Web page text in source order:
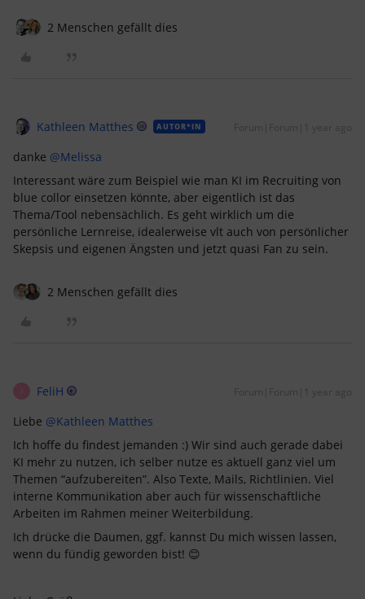
2 Menschen gefällt dies
Kathleen Matthes AUTOR*IN Forum|Forum|1 year ago
danke ​ @Melissa
Interessant wäre zum Beispiel wie man KI im Recruiting von
blue collor einsetzen könnte, aber eigentlich ist das
Thema/Tool nebensächlich. Es geht wirklich um die
persönliche Lernreise, idealerweise vlt auch von persönlicher
Skepsis und eigenen Ängsten und jetzt quasi Fan zu sein.
2 Menschen gefällt dies
FeliH Forum|Forum|1 year ago
Liebe ​ @Kathleen Matthes
Ich hoffe du findest jemanden :) Wir sind auch gerade dabei
KI mehr zu nutzen, ich selber nutze es aktuell ganz viel um
Themen “aufzubereiten”. Also Texte, Mails, Richtlinien. Viel
interne Kommunikation aber auch für wissenschaftliche
Arbeiten im Rahmen meiner Weiterbildung.
Ich drücke die Daumen, ggf. kannst Du mich wissen lassen,
wenn du fündig geworden bist! 😊